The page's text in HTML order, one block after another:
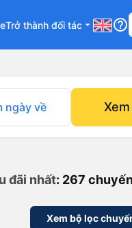
Trở thành đối tác arrow_drop_down help_outline
ngày về
đãi nhất: 267
Xem bộ lọc